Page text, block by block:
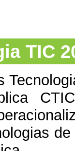
TIC